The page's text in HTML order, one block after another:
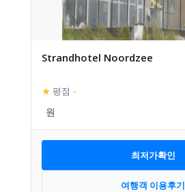
Strandhotel Noordzee
★ 평점 –
최저가확인
여행객 이용후기